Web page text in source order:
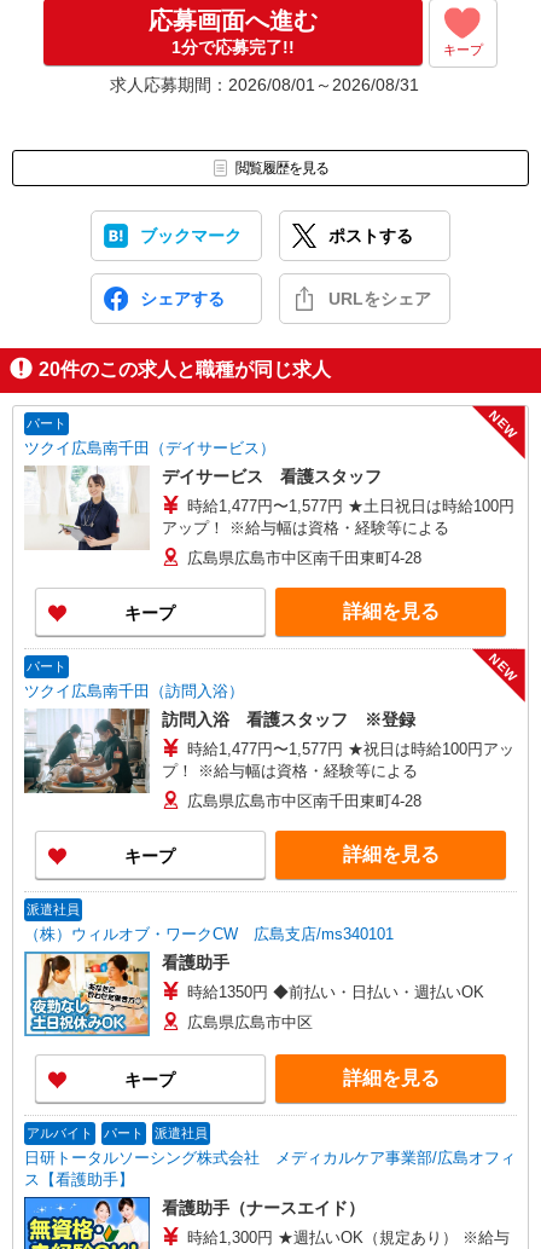
応募画面へ進む
1分で応募完了!! キープ
求人応募期間：2026/08/01～2026/08/31
閲覧履歴を見る
ブックマーク ポストする
シェアする URLをシェア
20件のこの求人と職種が同じ求人
パート
ツクイ広島南千田（デイサービス）
NEW
デイサービス 看護スタッフ
時給1,477円〜1,577円 ★土日祝日は時給100円
アップ！ ※給与幅は資格・経験等による
広島県広島市中区南千田東町4-28
キープ 詳細を見る
パート
ツクイ広島南千田（訪問入浴）
NEW
訪問入浴 看護スタッフ ※登録
時給1,477円〜1,577円 ★祝日は時給100円アッ
プ！ ※給与幅は資格・経験等による
広島県広島市中区南千田東町4-28
キープ 詳細を見る
派遣社員
（株）ウィルオブ・ワークCW 広島支店/ms340101
看護助手
時給1350円 ◆前払い・日払い・週払いOK
広島県広島市中区
キープ 詳細を見る
アルバイト パート 派遣社員
日研トータルソーシング株式会社 メディカルケア事業部/広島オフィ
ス【看護助手】
看護助手（ナースエイド）
時給1,300円 ★週払いOK（規定あり） ※給与